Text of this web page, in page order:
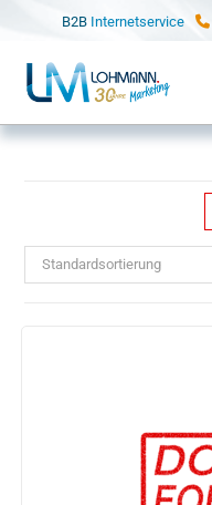
B2B Internetservice
Standardsortierung